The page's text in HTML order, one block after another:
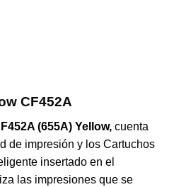
CF452A
(655A) Yellow, cuenta
de impresión y los Cartuchos
insertado en el
las impresiones que se